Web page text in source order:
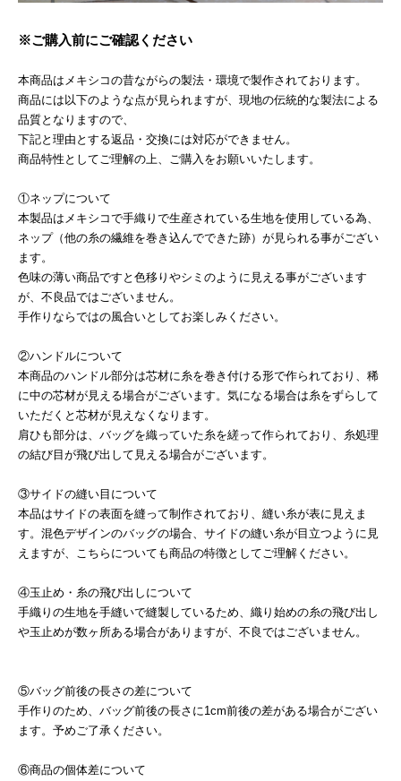
※ご購入前にご確認ください
本商品はメキシコの昔ながらの製法・環境で製作されております。
商品には以下のような点が見られますが、現地の伝統的な製法による
品質となりますので、
下記と理由とする返品・交換には対応ができません。
商品特性としてご理解の上、ご購入をお願いいたします。
①ネップについて
本製品はメキシコで手織りで生産されている生地を使用している為、
ネップ（他の糸の繊維を巻き込んでできた跡）が見られる事がござい
ます。
色味の薄い商品ですと色移りやシミのように見える事がございます
が、不良品ではございません。
手作りならではの風合いとしてお楽しみください。
②ハンドルについて
本商品のハンドル部分は芯材に糸を巻き付ける形で作られており、稀
に中の芯材が見える場合がございます。気になる場合は糸をずらして
いただくと芯材が見えなくなります。
肩ひも部分は、バッグを織っていた糸を縒って作られており、糸処理
の結び目が飛び出して見える場合がございます。
③サイドの縫い目について
本品はサイドの表面を縫って制作されており、縫い糸が表に見えま
す。混色デザインのバッグの場合、サイドの縫い糸が目立つように見
えますが、こちらについても商品の特徴としてご理解ください。
④玉止め・糸の飛び出しについて
手織りの生地を手縫いで縫製しているため、織り始めの糸の飛び出し
や玉止めが数ヶ所ある場合がありますが、不良ではございません。
⑤バッグ前後の長さの差について
手作りのため、バッグ前後の長さに1cm前後の差がある場合がござい
ます。予めご了承ください。
⑥商品の個体差について